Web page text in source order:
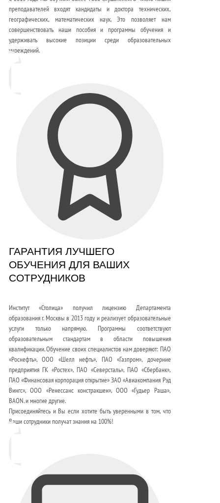
преподавателей входят кандидаты и доктора технических,
географических, математических наук. Это позволяет нам
совершенствовать наши пособия и программы обучения и
удерживать высокие позиции среди образовательных
учреждений.
ГАРАНТИЯ ЛУЧШЕГО
ОБУЧЕНИЯ ДЛЯ ВАШИХ
СОТРУДНИКОВ
Институт «Столица» получил лицензию Департамента
образования г. Москвы в 2013 году и реализует образовательные
услуги только напрямую. Программы соответствуют
образовательным стандартам в области повышения
квалификации. Обучение своих специалистов нам доверяют: ПАО
«Роснефть», ООО «Шелл нефть», ПАО «Газпром», дочерние
предприятия ГК «Ростех», ПАО «Северсталь», ПАО «Сбербанк»,
ПАО «Финансовая корпорация открытие» ЗАО «Авиакомпания Рэд
Вингс», ООО «Ренессанс констракшен», ООО «Гудьер Раша»,
BAON. и многие другие.
Присоединяйтесь и Вы если хотите быть уверенными в том, что
Ваши сотрудники получат знания на 100%!